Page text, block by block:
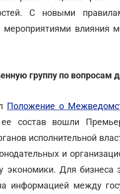
С новыми
мероприятиями влияния
группу по вопросам
Положение о
состав вошли
исполнительной
и
экономики. Для
информацией между